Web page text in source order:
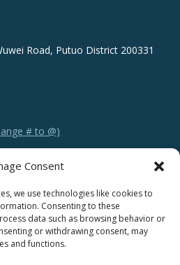
Consent
we use technologies like cookies to
Consenting to these
data such as browsing behavior or
or withdrawing consent, may
and functions.
Road, Putuo District 200331
# to @)
TARLUZ TELECOM TECH.